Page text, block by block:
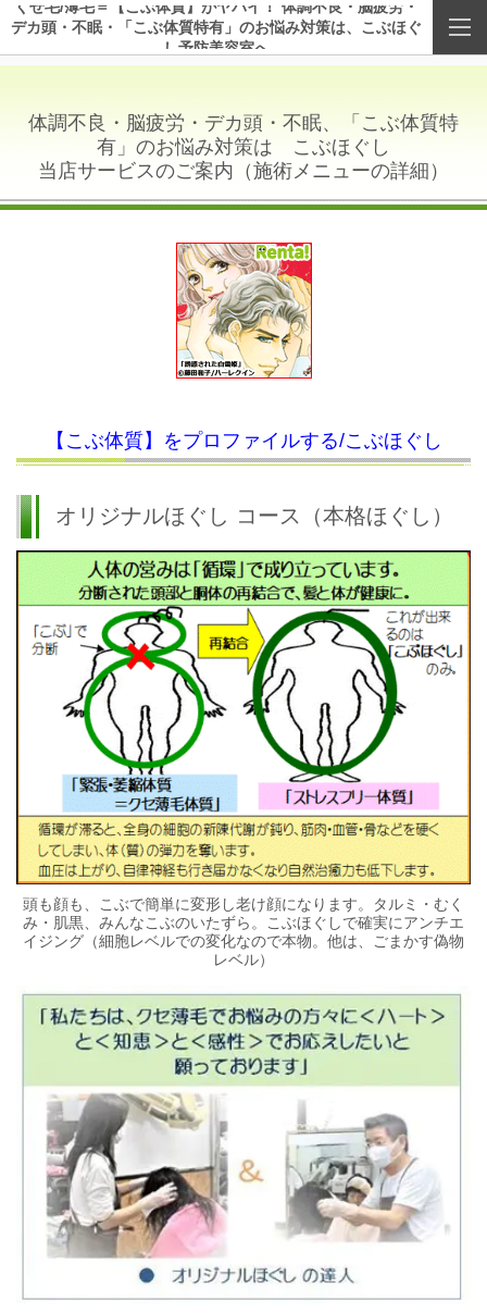
くせ毛/薄毛＝【こぶ体質】がヤバイ！ 体調不良・脳疲労・
デカ頭・不眠・「こぶ体質特有」のお悩み対策は、こぶほぐ
し予防美容室へ
体調不良・脳疲労・デカ頭・不眠、「こぶ体質特
有」のお悩み対策は こぶほぐし
当店サービスのご案内 （施術メニューの詳細）
【こぶ体質】をプロファイルする/こぶほぐし
オリジナルほぐし コース （本格ほぐし）
頭も顔も、こぶで簡単に変形し老け顔になります。タルミ・むく
み・肌黒、みんなこぶのいたずら。こぶほぐしで確実にアンチエ
イジング（細胞レベルでの変化なので本物。他は、ごまかす偽物
レベル）